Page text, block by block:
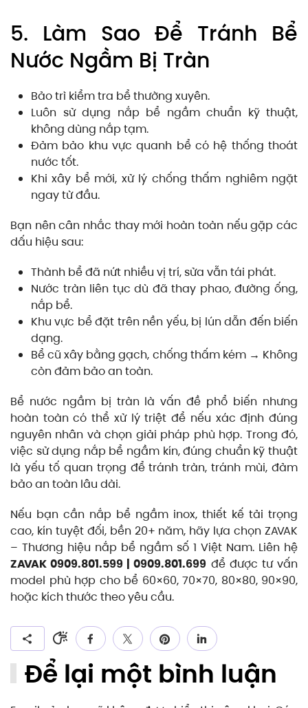
5. Làm Sao Để Tránh Bể
Nước Ngầm Bị Tràn
Bảo trì kiểm tra bể thường xuyên.
Luôn sử dụng nắp bể ngầm chuẩn kỹ thuật,
không dùng nắp tạm.
Đảm bảo khu vực quanh bể có hệ thống thoát
nước tốt.
Khi xây bể mới, xử lý chống thấm nghiêm ngặt
ngay từ đầu.
Bạn nên cân nhắc thay mới hoàn toàn nếu gặp các
dấu hiệu sau:
Thành bể đã nứt nhiều vị trí, sửa vẫn tái phát.
Nước tràn liên tục dù đã thay phao, đường ống,
nắp bể.
Khu vực bể đặt trên nền yếu, bị lún dẫn đến biến
dạng.
Bể cũ xây bằng gạch, chống thấm kém → Không
còn đảm bảo an toàn.
Bể nước ngầm bị tràn là vấn đề phổ biến nhưng
hoàn toàn có thể xử lý triệt để nếu xác định đúng
nguyên nhân và chọn giải pháp phù hợp. Trong đó,
việc sử dụng nắp bể ngầm kín, đúng chuẩn kỹ thuật
là yếu tố quan trọng để tránh tràn, tránh mùi, đảm
bảo an toàn lâu dài.
Nếu bạn cần nắp bể ngầm inox, thiết kế tải trọng
cao, kín tuyệt đối, bền 20+ năm, hãy lựa chọn ZAVAK
– Thương hiệu nắp bể ngầm số 1 Việt Nam. Liên hệ
ZAVAK 0909.801.599 | 0909.801.699 để được tư vấn
model phù hợp cho bể 60×60, 70×70, 80×80, 90×90,
hoặc kích thước theo yêu cầu.
Để lại một bình luận